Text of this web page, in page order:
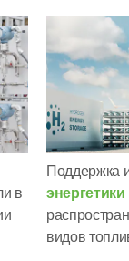
в
Поддержка
энергетики
видов